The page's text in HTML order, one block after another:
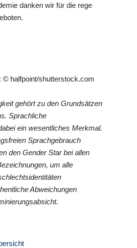
danken wir für die rege
© halfpoint/shutterstock.com
gehört zu den Grundsätzen
Sprachliche
ein wesentliches Merkmal.
Sprachgebrauch
den Gender Star bei allen
um alle
Abweichungen